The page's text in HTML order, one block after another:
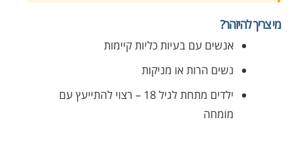
מי צריך להיזהר?
אנשים עם בעיות כליות קיימות
נשים הרות או מניקות
ילדים מתחת לגיל 18 – רצוי להתייעץ עם
מומחה